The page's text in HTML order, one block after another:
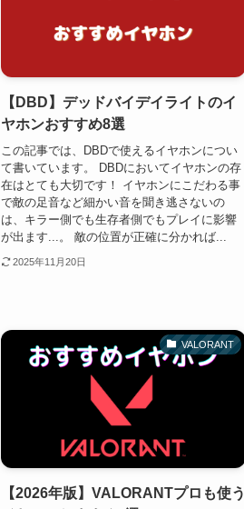
【DBD】デッドバイデイライトのイ
ヤホンおすすめ8選
この記事では、DBDで使えるイヤホンについ
て書いています。 DBDにおいてイヤホンの存
在はとても大切です！ イヤホンにこだわる事
で敵の足音など細かい音を聞き逃さないの
は、キラー側でも生存者側でもプレイに影響
が出ます...。 敵の位置が正確に分かれば...
2025年11月20日
VALORANT
【2026年版】VALORANTプロも使う